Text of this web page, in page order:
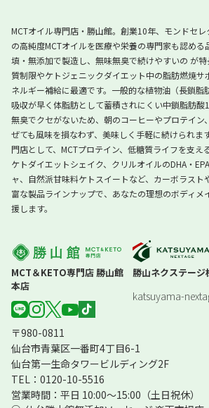
MCTオイル専門店・勝山館。創業10年、モンドセ
の高純度MCTオイルを医療や栄養の専門家も認める
填・無添加で製造し、無味無臭で続けやすいの が
質制限やケトジェニックダイエット中の脂肪燃焼サ
ネルギー補給に最適です。一般的な植物油（長鎖脂
吸収が早く体脂肪として蓄積されにくい中鎖脂肪酸
無臭でクセがないため、朝のコーヒーやプロテイン
ぜても風味を損なわず、美味しく手軽に続けられま
門店として、MCTプロテイン、低糖質ライフを支え
ケトダイエットシェイク、クリルオイルのDHA・
ャ、自然派甘味料ケトスイートなど、カーボラスト
富な製品ラインナップで、あなたの理想のボディメ
援します。
MCT＆KETO専門店 勝山館
本店
勝山ネクステージ
katsuyama-
〒980-0811
仙台市青葉区一番町4丁目6-1
仙台第一生命タワービルディング2F
TEL：0120-10-5516
営業時間：平日 10:00～15:00（土日祝休）